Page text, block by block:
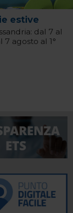
estive
dal 7 al
agosto al 1°